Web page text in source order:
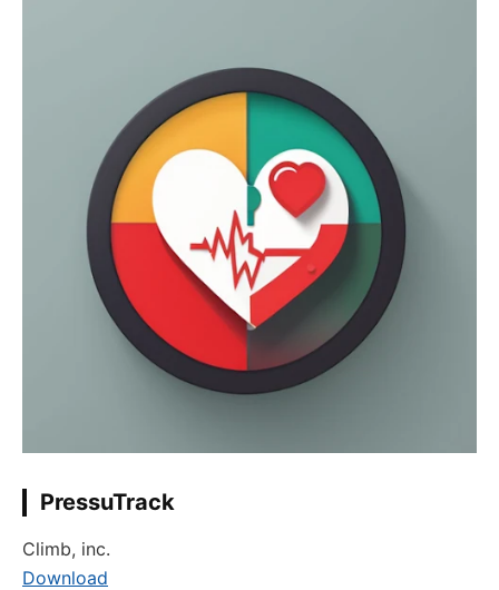
PressuTrack
Climb, inc.
Download